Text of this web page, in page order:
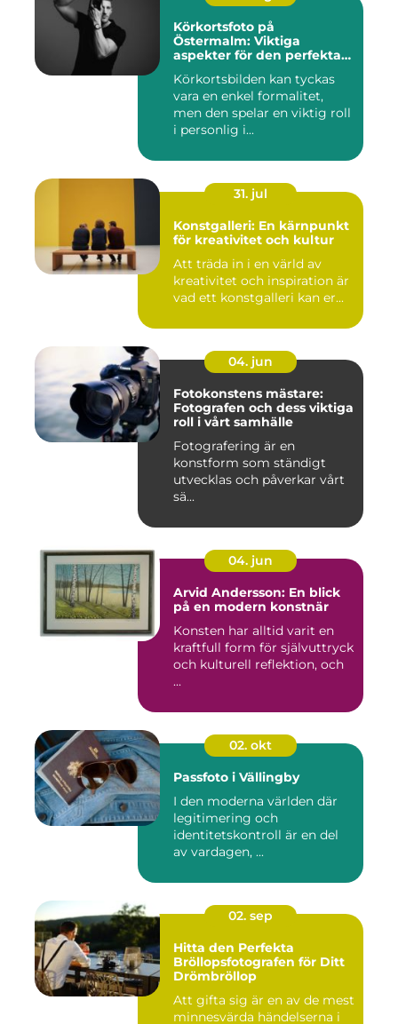
Körkortsfoto på
Östermalm: Viktiga
aspekter för den perfekta
Körkortsbilden kan tyckas
vara en enkel formalitet,
men den spelar en viktig roll
i personlig i...
31. jul
Konstgalleri: En kärnpunkt
för kreativitet och kultur
Att träda in i en värld av
kreativitet och inspiration är
vad ett konstgalleri kan er...
04. jun
Fotokonstens mästare:
Fotografen och dess viktiga
roll i vårt samhälle
Fotografering är en
konstform som ständigt
utvecklas och påverkar vårt
sä...
04. jun
Arvid Andersson: En blick
på en modern konstnär
Konsten har alltid varit en
kraftfull form för självuttryck
och kulturell reflektion, och
...
02. okt
Passfoto i Vällingby
I den moderna världen där
legitimering och
identitetskontroll är en del
av vardagen, ...
02. sep
Hitta den Perfekta
Bröllopsfotografen för Ditt
Drömbröllop
Att gifta sig är en av de mest
minnesvärda händelserna i